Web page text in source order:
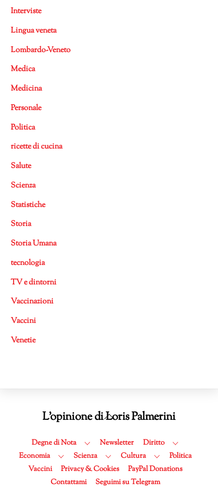
Interviste
Lingua veneta
Lombardo-Veneto
Medica
Medicina
Personale
Politica
ricette di cucina
Salute
Scienza
Statistiche
Storia
Storia Umana
tecnologia
TV e dintorni
Vaccinazioni
Vaccini
Venetie
Back
Top
L'opinione di Loris Palmerini
Degne di Nota Newsletter
Diritto
Economia
Scienza Cultura
Politica
Vaccini
Privacy & Cookies
PayPal Donations
Contattami
Seguimi su Telegram